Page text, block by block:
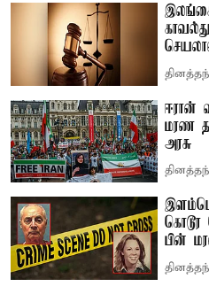
ஈரான்
மரண
அரசு
பின்